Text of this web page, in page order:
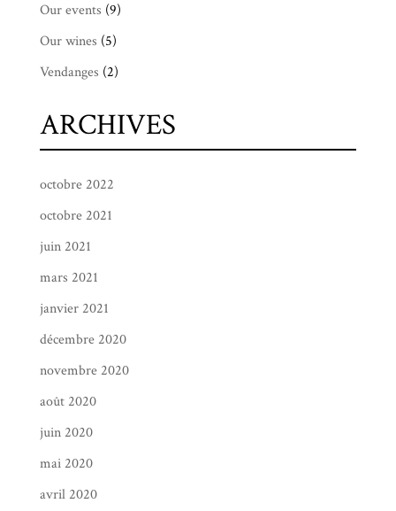
Our events (9)
Our wines (5)
Vendanges (2)
ARCHIVES
octobre 2022
octobre 2021
juin 2021
mars 2021
janvier 2021
décembre 2020
novembre 2020
août 2020
juin 2020
mai 2020
avril 2020